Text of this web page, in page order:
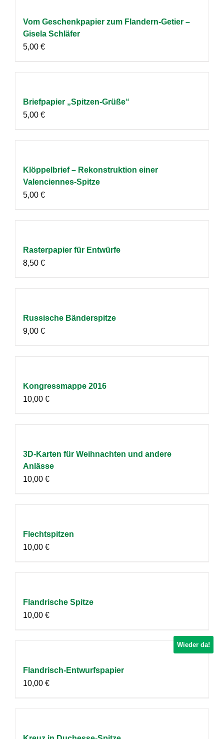
Vom Geschenkpapier zum Flandern-Getier –
Gisela Schläfer
5,00 €
Briefpapier „Spitzen-Grüße“
5,00 €
Klöppelbrief – Rekonstruktion einer
Valenciennes-Spitze
5,00 €
Rasterpapier für Entwürfe
8,50 €
Russische Bänderspitze
9,00 €
Kongressmappe 2016
10,00 €
3D-Karten für Weihnachten und andere
Anlässe
10,00 €
Flechtspitzen
10,00 €
Flandrische Spitze
10,00 €
Wieder da!
Flandrisch-Entwurfspapier
10,00 €